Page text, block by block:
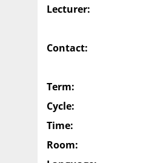
Lecturer:
Contact:
Term:
Cycle:
Time:
Room: